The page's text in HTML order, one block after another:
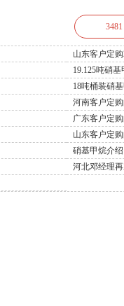
3481
山东客户定
19.125吨硝
18吨桶装硝
河南客户定
广东客户定
山东客户定
硝基甲烷介绍
河北邓经理